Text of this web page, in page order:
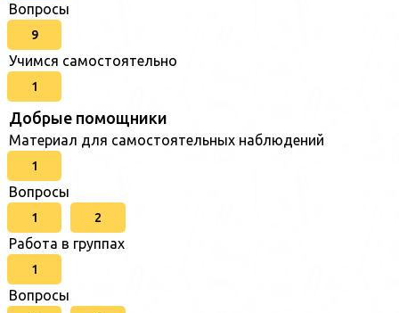
Вопросы
9
Учимся самостоятельно
1
Добрые помощники
Материал для самостоятельных наблюдений
1
Вопросы
1 2
Работа в группах
1
Вопросы